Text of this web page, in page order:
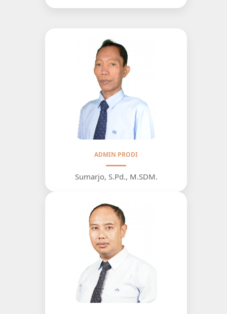
ADMIN PRODI
Sumarjo, S.Pd., M.SDM.